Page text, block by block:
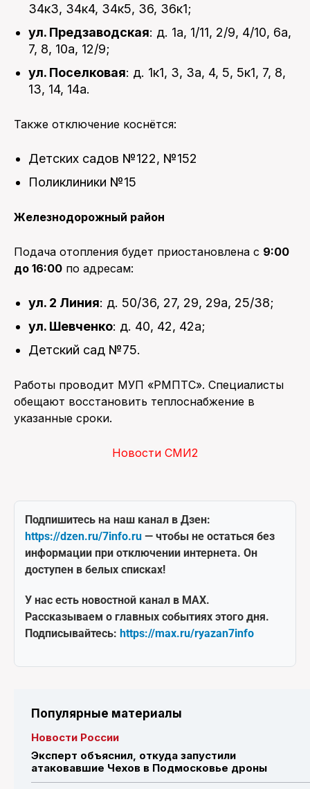
34к3, 34к4, 34к5, 36, 36к1;
ул. Предзаводская: д. 1а, 1/11, 2/9, 4/10, 6а,
7, 8, 10а, 12/9;
ул. Поселковая: д. 1к1, 3, 3а, 4, 5, 5к1, 7, 8,
13, 14, 14а.
Также отключение коснётся:
Детских садов №122, №152
Поликлиники №15
Железнодорожный район
Подача отопления будет приостановлена с 9:00
до 16:00 по адресам:
ул. 2 Линия: д. 50/36, 27, 29, 29а, 25/38;
ул. Шевченко: д. 40, 42, 42а;
Детский сад №75.
Работы проводит МУП «РМПТС». Специалисты
обещают восстановить теплоснабжение в
указанные сроки.
Новости СМИ2
Подпишитесь на наш канал в Дзен:
https://dzen.ru/7info.ru — чтобы не остаться без
информации при отключении интернета. Он
доступен в белых списках!
У нас есть новостной канал в MAX.
Рассказываем о главных событиях этого дня.
Подписывайтесь: https://max.ru/ryazan7info
Популярные материалы
Новости России
Эксперт объяснил, откуда запустили
атаковавшие Чехов в Подмосковье дроны